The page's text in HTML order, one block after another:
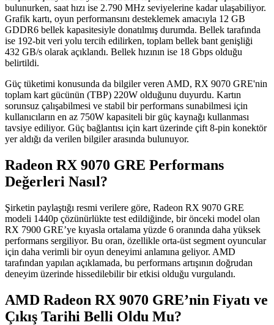
bulunurken, saat hızı ise 2.790 MHz seviyelerine kadar ulaşabiliyor.
Grafik kartı, oyun performansını desteklemek amacıyla 12 GB
GDDR6 bellek kapasitesiyle donatılmış durumda. Bellek tarafında
ise 192-bit veri yolu tercih edilirken, toplam bellek bant genişliği
432 GB/s olarak açıklandı. Bellek hızının ise 18 Gbps olduğu
belirtildi.
Güç tüketimi konusunda da bilgiler veren AMD, RX 9070 GRE'nin
toplam kart gücünün (TBP) 220W olduğunu duyurdu. Kartın
sorunsuz çalışabilmesi ve stabil bir performans sunabilmesi için
kullanıcıların en az 750W kapasiteli bir güç kaynağı kullanması
tavsiye ediliyor. Güç bağlantısı için kart üzerinde çift 8-pin konektör
yer aldığı da verilen bilgiler arasında bulunuyor.
Radeon RX 9070 GRE Performans
Değerleri Nasıl?
Şirketin paylaştığı resmi verilere göre, Radeon RX 9070 GRE
modeli 1440p çözünürlükte test edildiğinde, bir önceki model olan
RX 7900 GRE’ye kıyasla ortalama yüzde 6 oranında daha yüksek
performans sergiliyor. Bu oran, özellikle orta-üst segment oyuncular
için daha verimli bir oyun deneyimi anlamına geliyor. AMD
tarafından yapılan açıklamada, bu performans artışının doğrudan
deneyim üzerinde hissedilebilir bir etkisi olduğu vurgulandı.
AMD Radeon RX 9070 GRE’nin Fiyatı ve
Çıkış Tarihi Belli Oldu Mu?